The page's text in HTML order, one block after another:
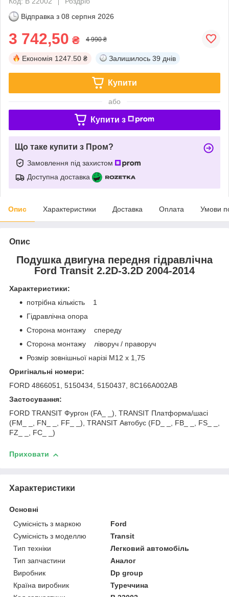
Відправка з 08 серпня 2026
3 742,50 ₴ 4 990 ₴
Економія 1247.50 ₴ Залишилось 39 днів
Купити
або
Купити з
Що таке купити з Пром?
Замовлення під захистом
Доступна доставка
Опис Характеристики Доставка Оплата Умови
Опис
Подушка двигуна передня гідравлічна
Ford Transit 2.2D-3.2D 2004-2014
Характеристики:
потрібна кількість 1
Гідравлічна опора
Сторона монтажу спереду
Сторона монтажу ліворуч / праворуч
Розмір зовнішньої нарізі M12 x 1,75
Оригінальні номери:
FORD 4866051, 5150434, 5150437, 8C166A002AB
Застосування:
FORD TRANSIT Фургон (FA_ _), TRANSIT Платформа/шасі
(FM_ _, FN_ _, FF_ _), TRANSIT Автобус (FD_ _, FB_ _, FS_ _,
FZ_ _, FC_ _)
Приховати
Характеристики
Основні
Сумісність з маркою
Ford
Сумісність з моделлю
Transit
Тип техніки
Легковий автомобіль
Тип запчастини
Аналог
Виробник
Dp group
Країна виробник
Туреччина